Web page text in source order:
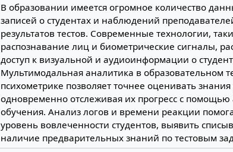
В образовании имеется огромное количество
записей о студентах и наблюдений
результатов тестов. Современные технологии,
распознавание лиц и биометрические сигналы,
доступ к визуальной и аудиоинформации о
Мультимодальная аналитика в образовательном
психометрике позволяет точнее оценивать
одновременно отслеживая их прогресс с помощью
обучения. Анализ логов и времени реакции
уровень вовлеченности студентов, выявить
наличие предварительных знаний по тестовым